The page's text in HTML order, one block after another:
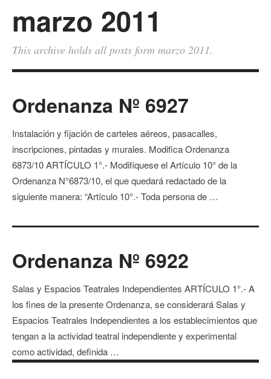
marzo 2011
This archive holds all posts form marzo 2011.
Ordenanza Nº 6927
Instalación y fijación de carteles aéreos, pasacalles,
inscripciones, pintadas y murales. Modifica Ordenanza
6873/10 ARTÍCULO 1°.- Modifíquese el Artículo 10° de la
Ordenanza N°6873/10, el que quedará redactado de la
siguiente manera: “Artículo 10°.- Toda persona de …
Ordenanza Nº 6922
Salas y Espacios Teatrales Independientes ARTÍCULO 1°.- A
los fines de la presente Ordenanza, se considerará Salas y
Espacios Teatrales Independientes a los establecimientos que
tengan a la actividad teatral independiente y experimental
como actividad, definida …